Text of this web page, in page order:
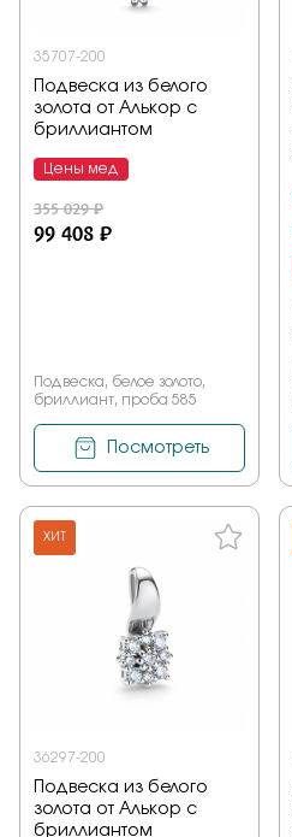
35707-200
Подвеска из белого
золота от Алькор с
бриллиантом
Цены мед
355 029 ₽
99 408 ₽
Подвеска, белое золото,
бриллиант, проба 585
Посмотреть
ХИТ
36297-200
Подвеска из белого
золота от Алькор с
бриллиантом